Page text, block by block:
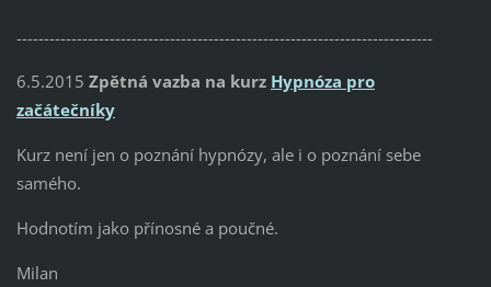
----------------------------------------------------------------------------
6.5.2015 Zpětná vazba na kurz Hypnóza pro
začátečníky
Kurz není jen o poznání hypnózy, ale i o poznání sebe
samého.
Hodnotím jako přínosné a poučné.
Milan